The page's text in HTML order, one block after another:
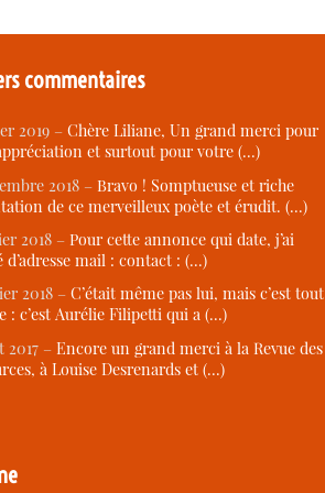
commentaires
2019 – Chère Liliane, Un grand merci pour
et surtout pour votre (…)
2018 – Bravo ! Somptueuse et riche
de ce merveilleux poète et érudit. (…)
2018 – Pour cette annonce qui date, j’ai
d’adresse mail : contact : (…)
2018 – C’était même pas lui, mais c’est tout
: c’est Aurélie Filipetti qui a (…)
2017 – Encore un grand merci à la Revue des
à Louise Desrenards et (…)